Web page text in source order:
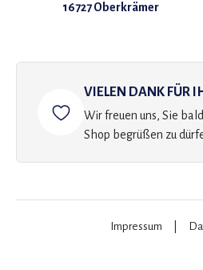
16727 Oberkrämer
VIELEN DANK FÜR
Wir freuen uns, Sie
Shop begrüßen zu
Impressum